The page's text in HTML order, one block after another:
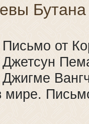
Бутана
Письмо от
Джетсун
Джигме
мире.